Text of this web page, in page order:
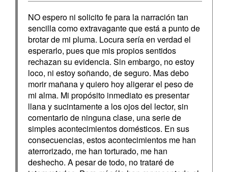
NO espero ni solicito fe para la narración tan
sencilla como extravagante que está a punto de
brotar de mi pluma. Locura sería en verdad el
esperarlo, pues que mis propios sentidos
rechazan su evidencia. Sin embargo, no estoy
loco, ni estoy soñando, de seguro. Mas debo
morir mañana y quiero hoy aligerar el peso de
mi alma. Mi propósito inmediato es presentar
llana y sucintamente a los ojos del lector, sin
comentario de ninguna clase, una serie de
simples acontecimientos domésticos. En sus
consecuencias, estos acontecimientos me han
aterrorizado, me han torturado, me han
deshecho. A pesar de todo, no trataré de